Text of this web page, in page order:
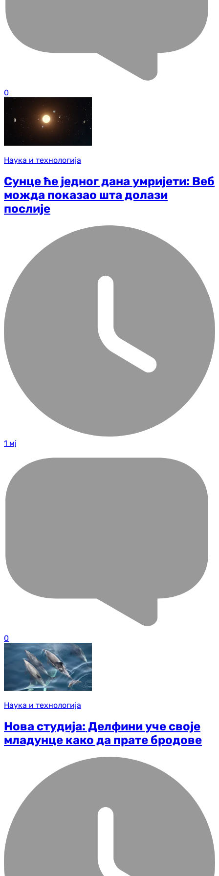
0
Наука и технологија
Сунце ће једног дана умријети: Веб
можда показао шта долази
послије
1 мј
0
Наука и технологија
Нова студија: Делфини уче своје
младунце како да прате бродове